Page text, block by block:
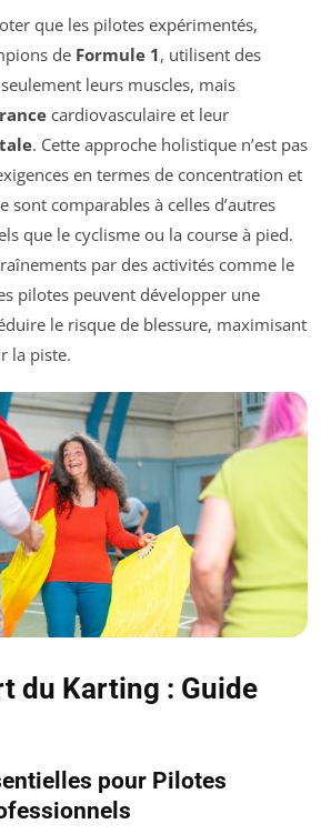
que les pilotes expérimentés,
de Formule 1, utilisent des
leurs muscles, mais
cardiovasculaire et leur
. Cette approche holistique n’est pas
en termes de concentration et
sont comparables à celles d’autres
que le cyclisme ou la course à pied.
par des activités comme le
pilotes peuvent développer une
le risque de blessure, maximisant
la piste.
du Karting : Guide
pour Pilotes